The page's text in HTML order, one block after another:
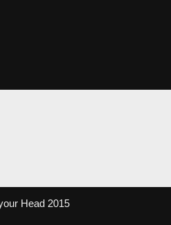
Head 2015